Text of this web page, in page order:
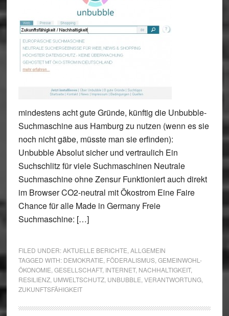
mindestens acht gute Gründe, künftig die Unbubble-
Suchmaschine aus Hamburg zu nutzen (wenn es sie
noch nicht gäbe, müsste man sie erfinden):
Unbubble Absolut sicher und vertraulich Ein
Suchschlitz für viele Suchmaschinen Neutrale
Suchmaschine ohne Zensur Funktioniert auch direkt
im Browser CO2-neutral mit Ökostrom Eine Faire
Chance für alle Made in Germany Freie
Suchmaschine: […]
FILED UNDER:AKTUELLE BERICHTE ALLGEMEIN
TAGGED WITH: DEMOKRATIE FÖDERALISMUS, GEMEINWOHL-
ÖKONOMIE GESELLSCHAFT, INTERNET, NACHHALTIGKEIT,
RESILIENZ, UMWELTSCHUTZ, UNBUBBLE VERANTWORTUNG,
ZUKUNFTSFÄHIGKEIT